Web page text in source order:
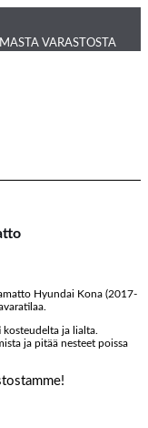
VARASTOSTA
Hyundai Kona (2017-
ja lialta.
ja pitää nesteet poissa